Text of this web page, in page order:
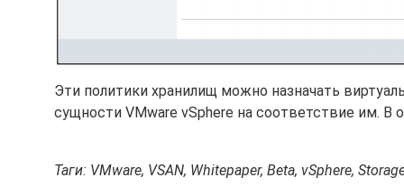
Эти политики хранилищ можно назначать
сущности VMware vSphere на соответствие им.
Таги: VMware, VSAN, Whitepaper, Beta, vSphere,